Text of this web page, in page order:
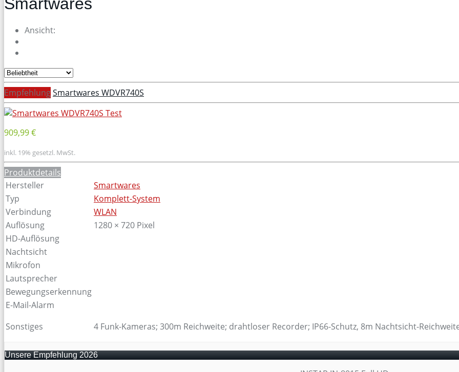
Smartwares
Ansicht:
EmpfehlungSmartwares WDVR740S
909,99 €
inkl. 19% gesetzl. MwSt.
Produktdetails
Hersteller
Smartwares
Typ
Komplett-System
Verbindung
WLAN
Auflösung
1280 × 720 Pixel
HD-Auflösung
Nachtsicht
Mikrofon
Lautsprecher
Bewegungserkennung
E-Mail-Alarm
Sonstiges
4 Funk-Kameras; 300m Reichweite; drahtloser Recorder; IP66-Schutz, 8m Nachtsicht-
Unsere Empfehlung 2026